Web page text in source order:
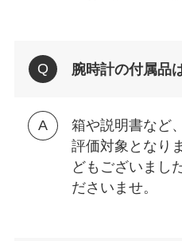
腕時計の付属品
箱や説明書など
評価対象となり
どもございまし
ださいませ。